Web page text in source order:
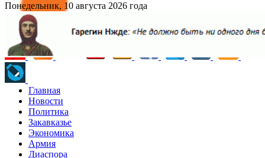
Понедельник, 10 августа 2026 года
Главная
Новости
Политика
Закавказье
Экономика
Армия
Диаспора